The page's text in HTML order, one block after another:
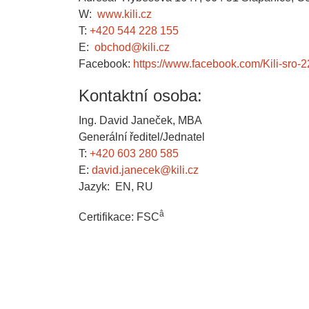
W: www.kili.cz
T: +420 544 228 155
E: obchod@kili.cz
Facebook: https://www.facebook.com/Kili-sro-
Kontaktní osoba:
Ing. David Janeček, MBA
Generální ředitel/Jednatel
T: +420 603 280 585
E: david.janecek@kili.cz
Jazyk: EN, RU
Certifikace: FSCâ